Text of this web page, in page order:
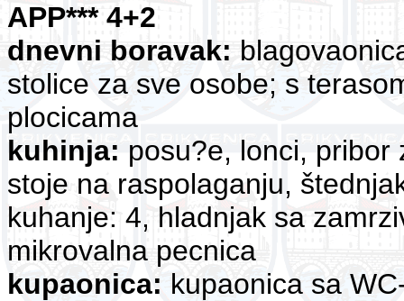
APP*** 4+2
dnevni boravak:
stolice za sve osobe; s
plocicama
kuhinja: posu?e, lonci, pribor
stoje na raspolaganju,
kuhanje: 4, hladnjak sa
mikrovalna pecnica
kupaonica: kupaonica sa